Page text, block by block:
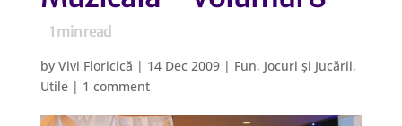
1 min read
by Vivi Floricică | 14 Dec 2009| Fun, Jocuri și Jucării,
Utile| 1 comment